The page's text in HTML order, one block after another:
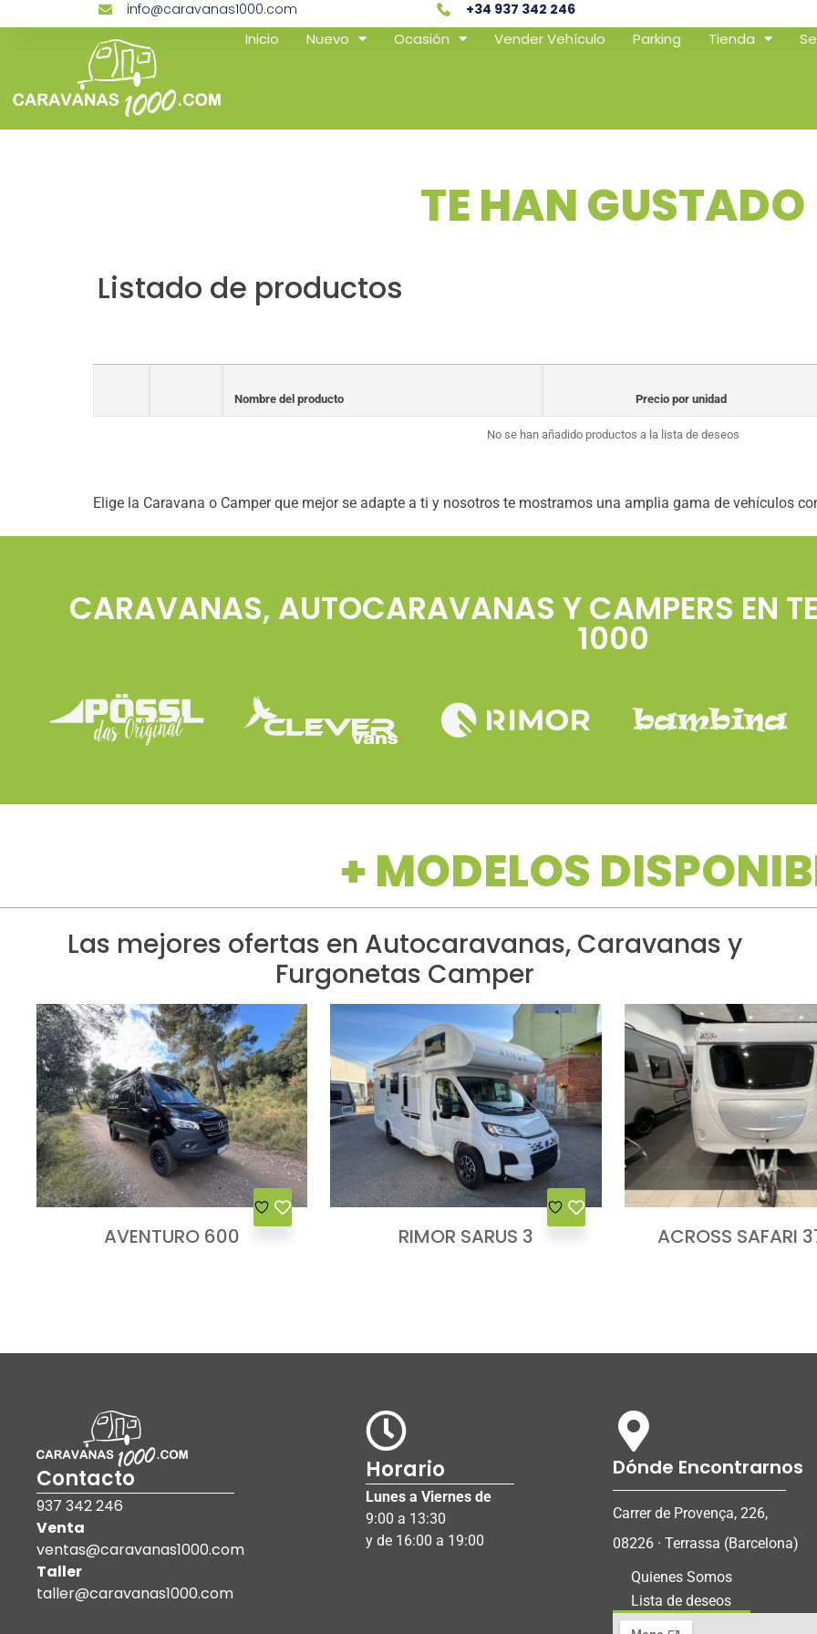
info@caravanas1000.com +34 937 342 246
Inicio Nuevo Ocasión Vender Vehículo Parking Tienda
TE HAN GUSTADO
Listado de productos
Nombre del producto Precio por unidad
No se han añadido productos a la lista de deseos
Elige la Caravana o Camper que mejor se adapte a ti y nosotros te mostramos una amplia gama de vehículos
CARAVANAS, AUTOCARAVANAS Y CAMPERS EN
1000
+ MODELOS
Las mejores ofertas en Autocaravanas, Caravanas y
Furgonetas Camper
AVENTURO 600 RIMOR SARUS 3 ACROSS SAFARI
Contacto
937 342 246
Venta
ventas@caravanas1000.com
Taller
taller@caravanas1000.com
Horario
Lunes a Viernes de
9:00 a 13:30
y de 16:00 a 19:00
Dónde Encontrarnos
Carrer de Provença, 226,
08226 · Terrassa (Barcelona)
Quienes Somos
Lista de deseos